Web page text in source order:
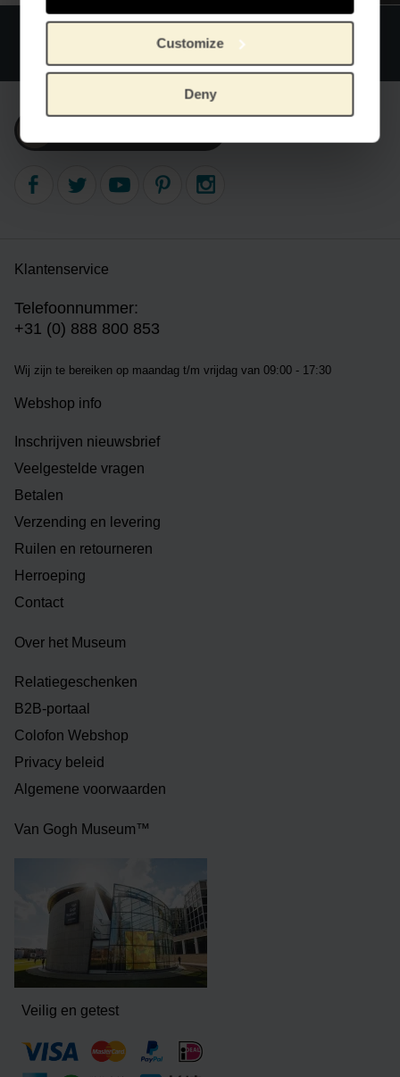
Customize
Deny
Klantenservice
Telefoonnummer:
+31 (0) 888 800 853
Wij zijn te bereiken op maandag t/m vrijdag van 09:00 - 17:30
Webshop info
Inschrijven nieuwsbrief
Veelgestelde vragen
Betalen
Verzending en levering
Ruilen en retourneren
Herroeping
Contact
Over het Museum
Relatiegeschenken
B2B-portaal
Colofon Webshop
Privacy beleid
Algemene voorwaarden
Van Gogh Museum™
Veilig en getest